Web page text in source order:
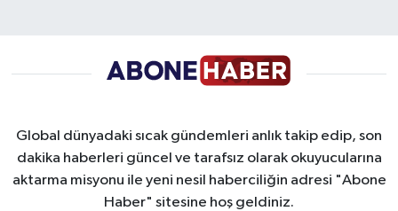
Global dünyadaki sıcak gündemleri anlık takip edip, son
dakika haberleri güncel ve tarafsız olarak okuyucularına
aktarma misyonu ile yeni nesil haberciliğin adresi "Abone
Haber" sitesine hoş geldiniz.